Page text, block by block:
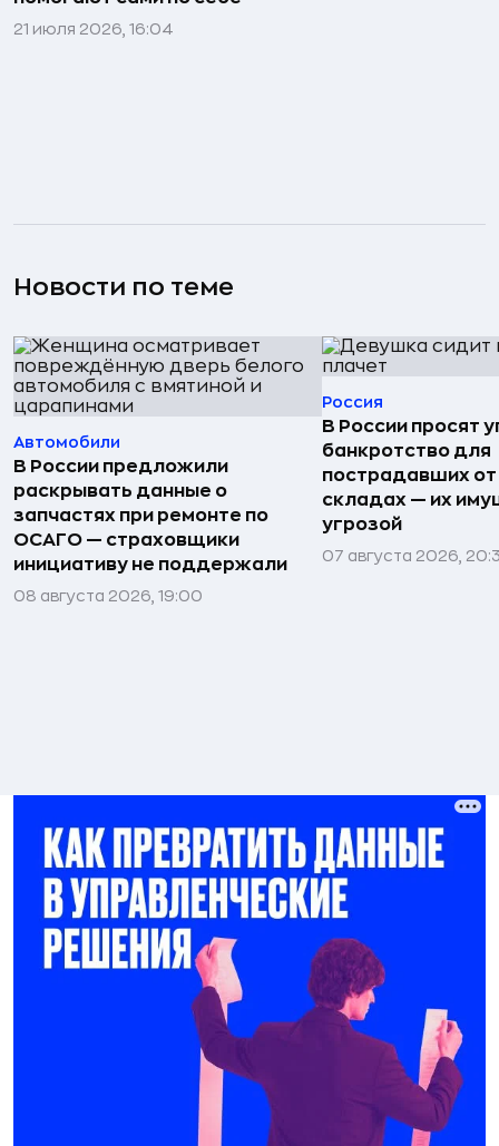
21 июля 2026, 16:04
Новости по теме
Автомобили
В России предложили
раскрывать данные о
запчастях при ремонте по
ОСАГО — страховщики
инициативу не поддержали
08 августа 2026, 19:00
Россия
В России просят
банкротство для
пострадавших
складах — их
угрозой
07 августа 2026,